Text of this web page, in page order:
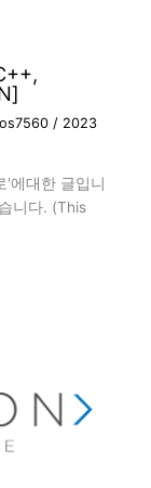
/ 2023
'에대한 글입니
니다. (This